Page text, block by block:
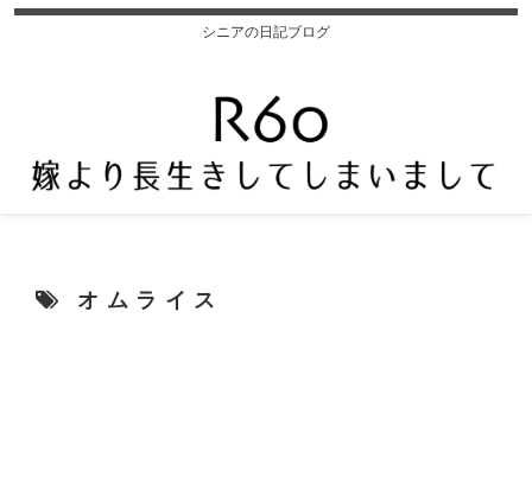
シニアの日記ブログ
オムライス